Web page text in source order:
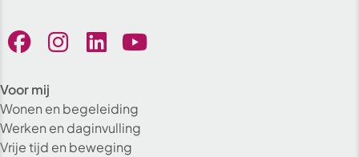
Voor mij
Wonen en begeleiding
Werken en daginvulling
Vrije tijd en beweging